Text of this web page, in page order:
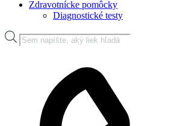
Zdravotnícke pomôcky
Diagnostické testy
Products
search